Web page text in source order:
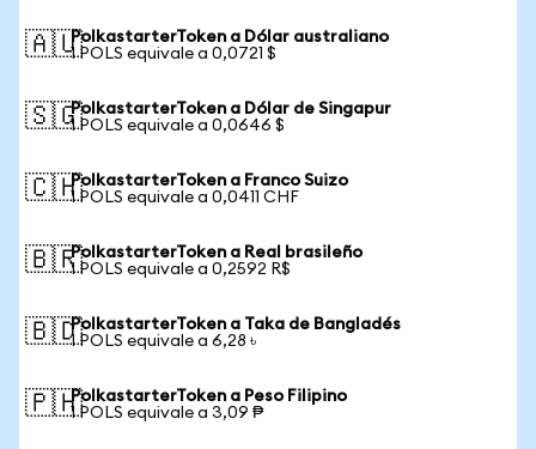
🇦🇺PolkastarterToken a Dólar australiano
1 POLS equivale a 0,0721 $
🇸🇬PolkastarterToken a Dólar de Singapur
1 POLS equivale a 0,0646 $
🇨🇭PolkastarterToken a Franco Suizo
1 POLS equivale a 0,0411 CHF
🇧🇷PolkastarterToken a Real brasileño
1 POLS equivale a 0,2592 R$
🇧🇩PolkastarterToken a Taka de Bangladés
1 POLS equivale a 6,28 ৳
🇵🇭PolkastarterToken a Peso Filipino
1 POLS equivale a 3,09 ₱